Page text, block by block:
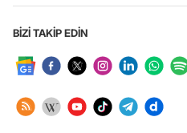
BİZİ TAKİP EDİN